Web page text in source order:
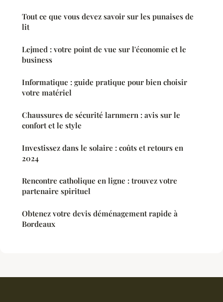
Tout ce que vous devez savoir sur les punaises de
lit
Lejmed : votre point de vue sur l'économie et le
business
Informatique : guide pratique pour bien choisir
votre matériel
Chaussures de sécurité larnmern : avis sur le
confort et le style
Investissez dans le solaire : coûts et retours en
2024
Rencontre catholique en ligne : trouvez votre
partenaire spirituel
Obtenez votre devis déménagement rapide à
Bordeaux